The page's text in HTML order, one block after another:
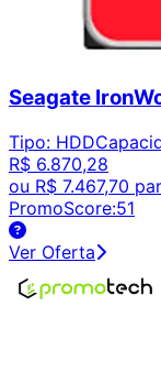
Seagate
Tipo: HDD
R$ 6.870,28
ou R$ 7.467,70
PromoScore:51
Ver Oferta